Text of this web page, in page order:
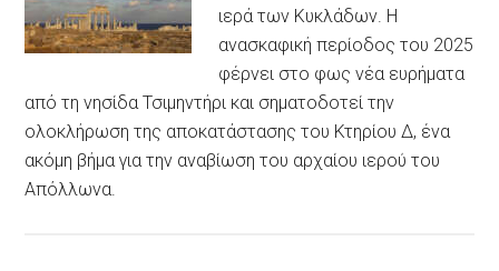
ιερά των Κυκλάδων. Η
ανασκαφική περίοδος του 2025
φέρνει στο φως νέα ευρήματα
από τη νησίδα Τσιμηντήρι και σηματοδοτεί την
ολοκλήρωση της αποκατάστασης του Κτηρίου Δ, ένα
ακόμη βήμα για την αναβίωση του αρχαίου ιερού του
Απόλλωνα.